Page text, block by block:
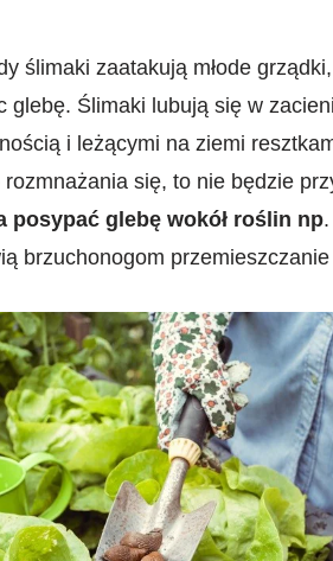
ślimaki zaatakują młode
glebę. Ślimaki lubują się w
i leżącymi na ziemi
rozmnażania się, to nie będzie
posypać glebę wokół roślin np
brzuchonogom